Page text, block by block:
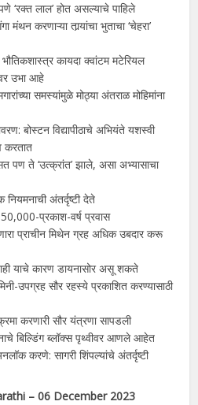
‘रक्त लाल’ होत असल्याचे पाहिले
करणाऱ्या तार्‍यांचा भुताचा ‘चेहरा’
कायदा क्वांटम मटेरियल
उभा आहे
समस्यांमुळे मोठ्या अंतराळ मोहिमांना
बोस्टन विद्यापीठाचे अभियंते यशस्वी
करतात
पण ते ‘उत्क्रांत’ झाले, असा अभ्यासाचा
अंतर्दृष्टी देते
प्रकाश-वर्ष प्रवास
प्राचीन मिथेन ग्रह अधिक उबदार करू
याचे कारण डायनासोर असू शकते
उपग्रह सौर रहस्ये प्रकाशित करण्यासाठी
करणारी सौर यंत्रणा सापडली
बिल्डिंग ब्लॉक्स पृथ्वीवर आणले आहेत
करणे: सागरी शिंपल्यांचे अंतर्दृष्टी
–06 December 2023